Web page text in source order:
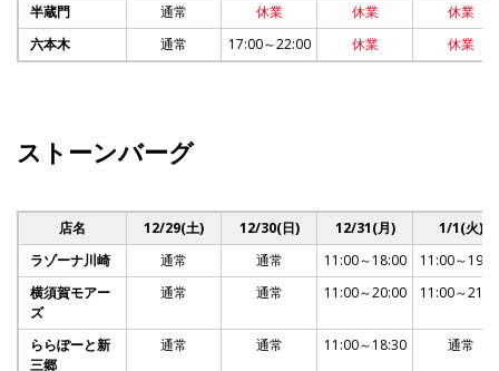
半蔵門 通常 休業 休業
休業
六本木
通常 17:00～22:00 休業 休業
ストーンバーグ
店名 12/29(土) 12/30(日) 12/31(月)
1/1(火)
ラゾーナ川崎
通常 通常 11:00～18:00
11:00～
横須賀モアー
ズ
通常 通常 11:00～20:00 11:00～
ららぽーと新
三郷
通常 通常 11:00～18:30 通常